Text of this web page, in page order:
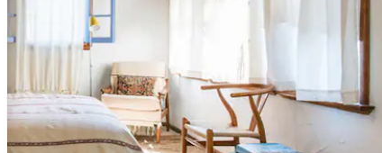
šipek nahoru a dolů, dotykem nebo přejetím prstem.